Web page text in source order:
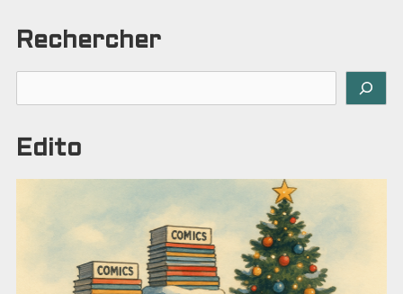
Rechercher
Edito